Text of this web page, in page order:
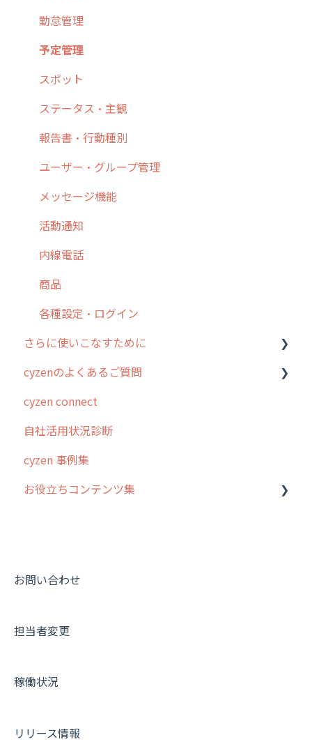
4. cyzen利用前の準備：システム管理者編
5. 基本的な使い方：システム管理者編
6. 基本的な使い方：ユーザー編
7. 初心者向けよくある質問集
8. 用語集
9. もっと便利に利用するための設定
10.ユーザー向けおすすめの使い方
【業界業種別】cyzen設定方法
予定管理
スポット
ステータス・主観
報告書・行動種別
勤怠管理
活動通知
パフォーマンス
帳票出力
メッセージ・ファイル添付
商品
各種設定・その他
スポット
報告閲覧
予定
日報
履歴
メンバー
メッセージ
パフォーマンス
外部リンク
お知らせ
設定
勤怠管理
予定管理
スポット
ステータス・主観
報告書・行動種別
ユーザー・グループ管理
メッセージ機能
活動通知
内線電話
商品
各種設定・ログイン
さらに使いこなすために
はじめに
スポット・ステータス関連オプション
交通費自動計算
安全走行支援
写真管理・高画質化
その他オプション
契約・その他
cyzenのよくあるご質問
ログインについて
グループ・ユーザーについて
GPS・位置情報 について
ルート自動記録 について
報告書について
メンバー画面について
cyzen connect
自社活用状況診断
cyzen 事例集
お役立ちコンテンツ集
動画集：共通
お問い合わせ
担当者変更
稼働状況
リリース情報